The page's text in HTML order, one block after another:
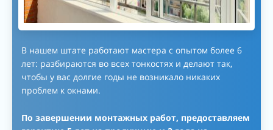
В нашем штате работают мастера с опытом более 6
лет: разбираются во всех тонкостях и делают так,
чтобы у вас долгие годы не возникало никаких
проблем к окнами.
По завершении монтажных работ, предоставляем